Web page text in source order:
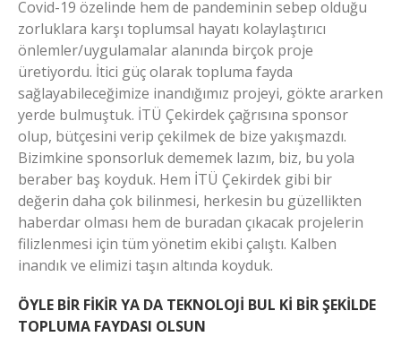
Covid-19 özelinde hem de pandeminin sebep olduğu
zorluklara karşı toplumsal hayatı kolaylaştırıcı
önlemler/uygulamalar alanında birçok proje
üretiyordu. İtici güç olarak topluma fayda
sağlayabileceğimize inandığımız projeyi, gökte ararken
yerde bulmuştuk. İTÜ Çekirdek çağrısına sponsor
olup, bütçesini verip çekilmek de bize yakışmazdı.
Bizimkine sponsorluk dememek lazım, biz, bu yola
beraber baş koyduk. Hem İTÜ Çekirdek gibi bir
değerin daha çok bilinmesi, herkesin bu güzellikten
haberdar olması hem de buradan çıkacak projelerin
filizlenmesi için tüm yönetim ekibi çalıştı. Kalben
inandık ve elimizi taşın altında koyduk.
ÖYLE BİR FİKİR YA DA TEKNOLOJİ BUL Kİ BİR ŞEKİLDE
TOPLUMA FAYDASI OLSUN